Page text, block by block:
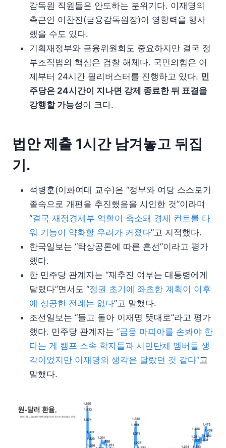
감독원 직원들은 안도하는 분위기다. 이재명의
측근인 이찬진(금융감독원장)이 영향력을 행사
했을 수도 있다.
기획재정부와 금융위원회도 중요하지만 결국 정
부조직법의 핵심은 검찰 해체다. 국민의힘은 어
제부터 24시간 필리버스터를 진행하고 있다. 민
주당은 24시간이 지나면 강제 종료한 뒤 표결을
강행할 가능성이 크다.
법안 제출 1시간 남겨놓고 뒤집
기.
석병훈(이화여대 교수)은 “정부와 여당 스스로가
졸속으로 개편을 추진했음을 시인한 것”이라며
“결국 재정경제부 역할이 축소돼 경제 컨트롤 타
워 기능이 약화할 우려가 커졌다”고 지적했다.
한국일보는 “탁상공론에 따른 혼선”이라고 평가
했다.
한 민주당 관계자는 “재추진 여부는 대통령에게
달렸다”면서도 “정권 초기에 좌초한 계획이 이후
에 성공한 전례는 없다”고 말했다.
조선일보는 “돌고 돌아 이재명 뜻대로”라고 평가
했다. 민주당 관계자는 “금융 마피아를 손봐야 한
다는 게 캠프 소속 학자들과 시민단체 멤버들 생
각이었지만 이재명의 생각은 달랐던 것 같다”고
말했다.